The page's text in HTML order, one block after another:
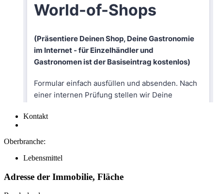
Kontakt
Oberbranche:
Lebensmittel
Adresse der Immobilie, Fläche